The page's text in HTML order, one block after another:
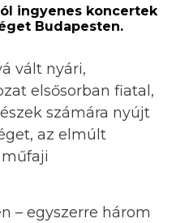
ingyenes koncertek
Budapesten.
vált nyári,
elsősorban fiatal,
számára nyújt
az elmúlt
– egyszerre három